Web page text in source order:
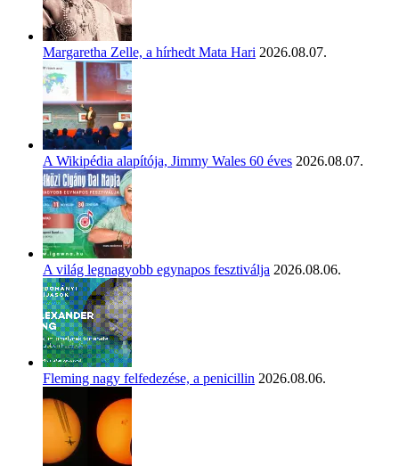
Margaretha Zelle, a hírhedt Mata Hari 2026.08.07.
A Wikipédia alapítója, Jimmy Wales 60 éves 2026.08.07.
A világ legnagyobb egynapos fesztiválja 2026.08.06.
Fleming nagy felfedezése, a penicillin 2026.08.06.